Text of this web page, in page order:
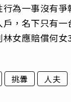
為一事沒有
，名下只有
女應賠償何
挑釁 人夫